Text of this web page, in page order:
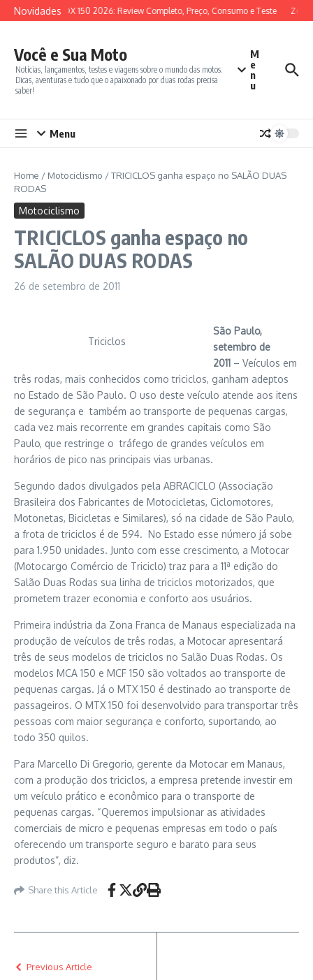
Ir para o conteúdo
NovidadesSYM ADX 150 2026: Review Completo, Preço, Consumo e Teste
Você e Sua Moto
Notícias, lançamentos, testes e viagens sobre o mundo das motos.
Dicas, aventuras e tudo que o apaixonado por duas rodas precisa
saber!
M
e
n
u
Menu
Home / Motociclismo /TRICICLOS ganha espaço no SALÃO DUAS
RODAS
Motociclismo
TRICICLOS ganha espaço no
SALÃO DUAS RODAS
26 de setembro de 2011
Triciclos
São Paulo,
setembro de
2011 – Veículos em
três rodas, mais conhecidos como triciclos, ganham adeptos
no Estado de São Paulo. O uso deste veículo atende aos itens
de segurança e também ao transporte de pequenas cargas,
cada vez mais recorrente em grandes capitais como São
Paulo, que restringe o tráfego de grandes veículos em
horários de pico nas principais vias urbanas.
Segundo dados divulgados pela ABRACICLO (Associação
Brasileira dos Fabricantes de Motocicletas, Ciclomotores,
Motonetas, Bicicletas e Similares), só na cidade de São Paulo,
a frota de triciclos é de 594. No Estado esse número já sobe
para 1.950 unidades. Junto com esse crescimento, a Motocar
(Motocargo Comércio de Triciclo) traz para a 11ª edição do
Salão Duas Rodas sua linha de triciclos motorizados, que
prometem trazer economia e conforto aos usuários.
Primeira indústria da Zona Franca de Manaus especializada na
produção de veículos de três rodas, a Motocar apresentará
três de seus modelos de triciclos no Salão Duas Rodas. Os
modelos MCA 150 e MCF 150 são voltados ao transporte de
pequenas cargas. Já o MTX 150 é destinado ao transporte de
passageiros. O MTX 150 foi desenvolvido para transportar três
pessoas com maior segurança e conforto, suportando, ao
todo 350 quilos.
Para Marcello Di Gregorio, gerente da Motocar em Manaus,
com a produção dos triciclos, a empresa pretende investir em
um veículo prático e econômico para o transporte de
pequenas cargas. “Queremos impulsionar as atividades
comerciais de micro e pequenas empresas em todo o país
oferecendo um transporte seguro e barato para seus
produtos”, diz.
Share this Article
Previous Article